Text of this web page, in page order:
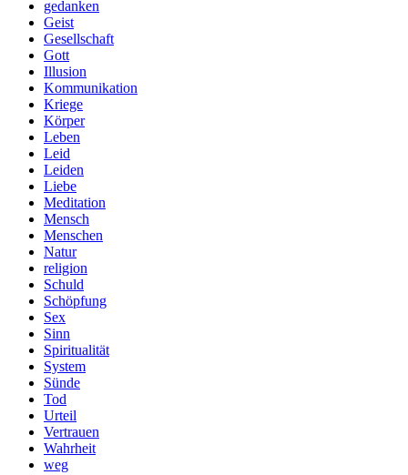
gedanken
Geist
Gesellschaft
Gott
Illusion
Kommunikation
Kriege
Körper
Leben
Leid
Leiden
Liebe
Meditation
Mensch
Menschen
Natur
religion
Schuld
Schöpfung
Sex
Sinn
Spiritualität
System
Sünde
Tod
Urteil
Vertrauen
Wahrheit
weg